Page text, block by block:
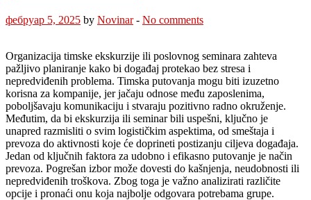
фебруар 5, 2025 by Novinar- No comments
Organizacija timske ekskurzije ili poslovnog seminara zahteva
pažljivo planiranje kako bi događaj protekao bez stresa i
nepredviđenih problema. Timska putovanja mogu biti izuzetno
korisna za kompanije, jer jačaju odnose među zaposlenima,
poboljšavaju komunikaciju i stvaraju pozitivno radno okruženje.
Međutim, da bi ekskurzija ili seminar bili uspešni, ključno je
unapred razmisliti o svim logističkim aspektima, od smeštaja i
prevoza do aktivnosti koje će doprineti postizanju ciljeva događaja.
Jedan od ključnih faktora za udobno i efikasno putovanje je način
prevoza. Pogrešan izbor može dovesti do kašnjenja, neudobnosti ili
nepredviđenih troškova. Zbog toga je važno analizirati različite
opcije i pronaći onu koja najbolje odgovara potrebama grupe.